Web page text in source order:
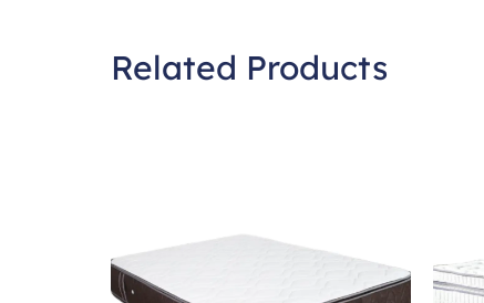
Related Products